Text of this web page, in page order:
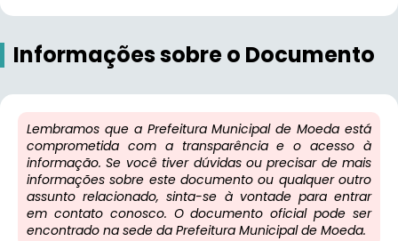
Informações sobre o Documento
Lembramos que a Prefeitura Municipal de Moeda está
comprometida com a transparência e o acesso à
informação. Se você tiver dúvidas ou precisar de mais
informações sobre este documento ou qualquer outro
assunto relacionado, sinta-se à vontade para entrar
em contato conosco. O documento oficial pode ser
encontrado na sede da Prefeitura Municipal de Moeda.